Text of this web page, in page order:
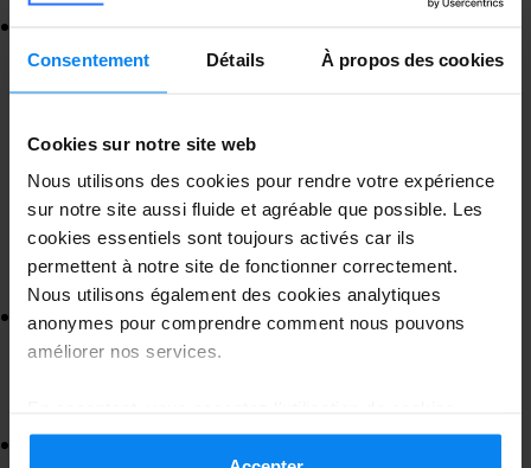
Consentement Détails À propos des cookies
Cookies sur notre site web
Nous utilisons des cookies pour rendre votre expérience
sur notre site aussi fluide et agréable que possible. Les
cookies essentiels sont toujours activés car ils
permettent à notre site de fonctionner correctement.
Nous utilisons également des cookies analytiques
anonymes pour comprendre comment nous pouvons
améliorer nos services.
conformément aux règles en vigueur dans votre pays,
gratuites. Au-delà, des frais de 5 € sont
supplémentaires, puis 1 € par minute au-
delà de 20 minutes.
Terminal 2 (A, B, C, D, E, F, G)
Emplacement : Chaque sous-terminal dispose
de sa propre zone de dépose-minute, située
: Les conditions sont similaires à celles